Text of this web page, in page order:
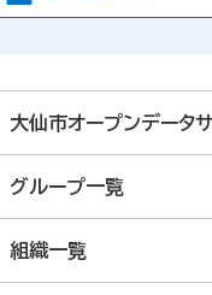
大仙市オープンデータ
グループ一覧
組織一覧